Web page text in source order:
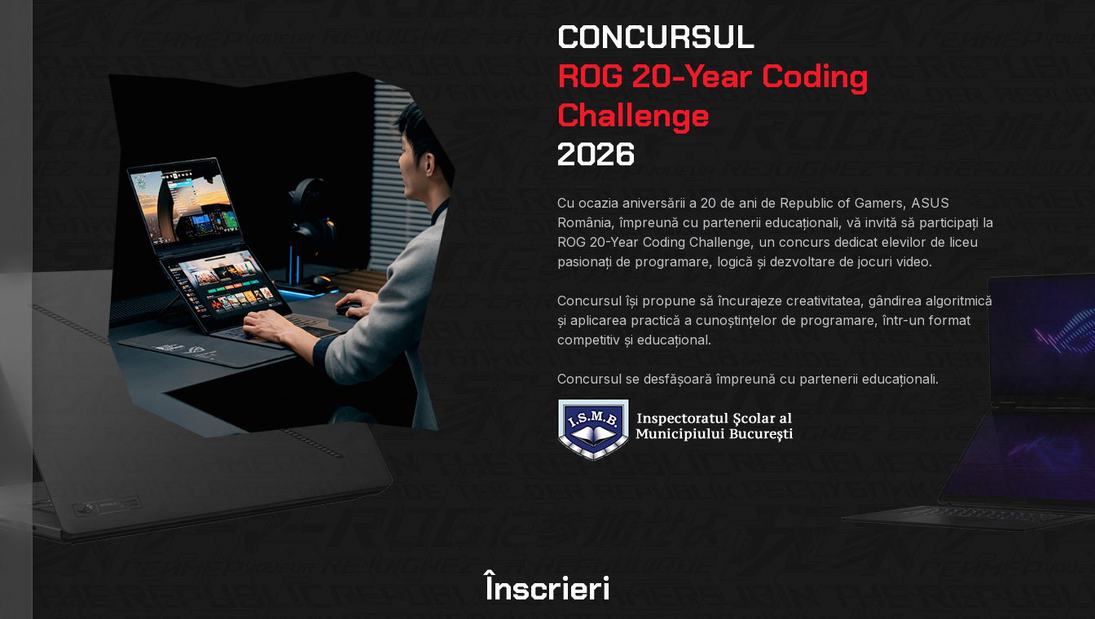
CONCURSUL
ROG 20-Year Coding
Challenge
2026
Cu ocazia aniversării a 20 de ani de Republic of Gamers, ASUS
România, împreună cu partenerii educaționali, vă invită să participați la
ROG 20-Year Coding Challenge, un concurs dedicat elevilor de liceu
pasionați de programare, logică și dezvoltare de jocuri video.
Concursul își propune să încurajeze creativitatea, gândirea algoritmică
și aplicarea practică a cunoștințelor de programare, într-un format
competitiv și educațional.
Concursul se desfășoară împreună cu partenerii educaționali.
Înscrieri